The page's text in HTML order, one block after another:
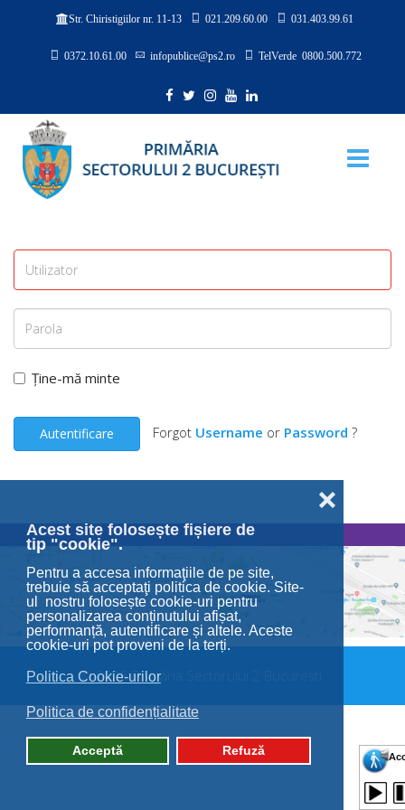
Acest site folosește fișiere de
tip "cookie".
Pentru a accesa informaţiile de pe site,
trebuie să acceptaţi politica de cookie. Site-
ul nostru folosește cookie-uri pentru
personalizarea conținutului afișat,
performanță, autentificare și altele. Aceste
cookie-uri pot proveni de la terți.
Politica Cookie-urilor
Politica de confidențialitate
Acceptă Refuză
❌
Str. Chiristigiilor nr. 11-13 021.209.60.00 031.403.99.61
0372.10.61.00 infopublice@ps2.ro TelVerde 0800.500.772
Ține-mă minte
Autentificare Forgot Username or Password ?
© 2026 Primăria Sectorului 2 București.